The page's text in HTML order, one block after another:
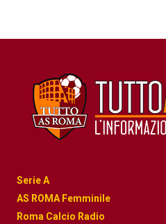
Serie A
AS ROMA Femminile
Roma Calcio Radio